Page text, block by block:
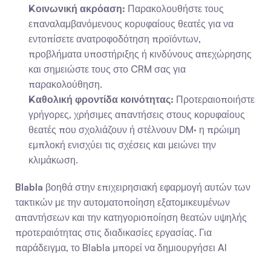
Κοινωνική ακρόαση: Παρακολουθήστε τους
επαναλαμβανόμενους κορυφαίους θεατές για να
εντοπίσετε ανατροφοδότηση προϊόντων,
προβλήματα υποστήριξης ή κινδύνους απεχώρησης
και σημειώστε τους στο CRM σας για
παρακολούθηση.
Καθολική φροντίδα κοινότητας: Προτεραιοποιήστε
γρήγορες, χρήσιμες απαντήσεις στους κορυφαίους
θεατές που σχολιάζουν ή στέλνουν DM· η πρώιμη
εμπλοκή ενισχύει τις σχέσεις και μειώνει την
κλιμάκωση.
Blabla βοηθά στην επιχειρησιακή εφαρμογή αυτών των
τακτικών με την αυτοματοποίηση εξατομικευμένων
απαντήσεων και την κατηγοριοποίηση θεατών υψηλής
προτεραιότητας στις διαδικασίες εργασίας. Για
παράδειγμα, το Blabla μπορεί να δημιουργήσει AI